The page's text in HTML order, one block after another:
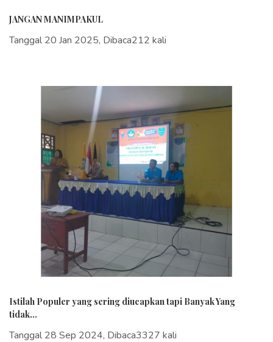
JANGAN MANIMPAKUL
Tanggal 20 Jan 2025, Dibaca212 kali
Istilah Populer yang sering diucapkan tapi Banyak Yang
tidak...
Tanggal 28 Sep 2024, Dibaca3327 kali